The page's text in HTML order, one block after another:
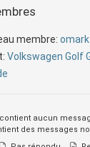
membre:
Volkswagen Golf
aucun
des messages